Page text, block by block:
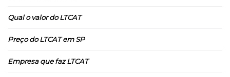
Qual o valor do LTCAT
Preço do LTCAT em SP
Empresa que faz LTCAT